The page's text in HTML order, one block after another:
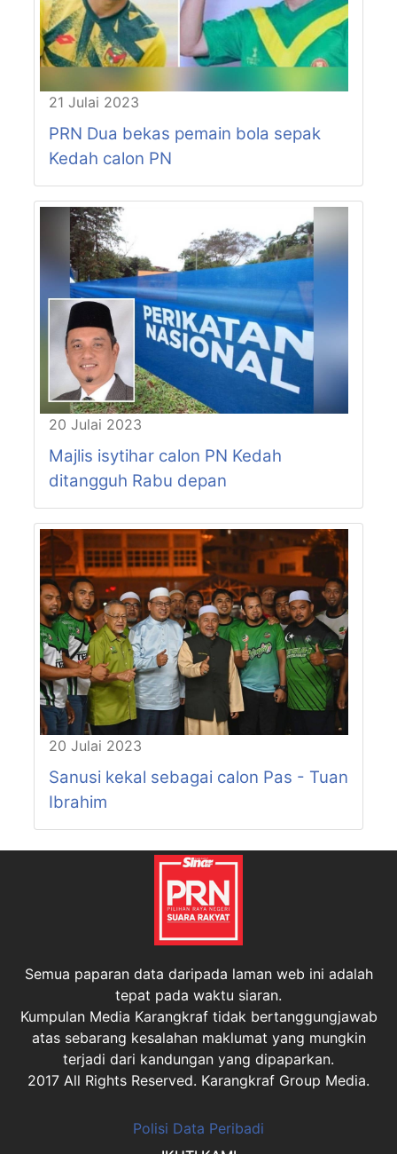
21 Julai 2023
PRN Dua bekas pemain bola sepak
Kedah calon PN
20 Julai 2023
Majlis isytihar calon PN Kedah
ditangguh Rabu depan
20 Julai 2023
Sanusi kekal sebagai calon Pas - Tuan
Ibrahim
Semua paparan data daripada laman web ini adalah
tepat pada waktu siaran.
Kumpulan Media Karangkraf tidak bertanggungjawab
atas sebarang kesalahan maklumat yang mungkin
terjadi dari kandungan yang dipaparkan.
2017 All Rights Reserved. Karangkraf Group Media.
Polisi Data Peribadi